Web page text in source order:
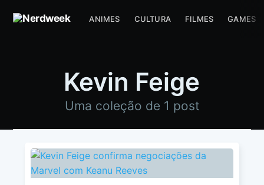
ANIMES CULTURA FILMES GAMES
Kevin Feige
Uma coleção de 1 post